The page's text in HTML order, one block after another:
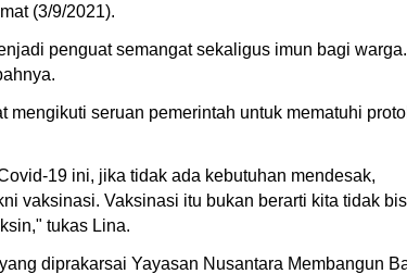
(3/9/2021).
penguat semangat sekaligus imun bagi warga.
seruan pemerintah untuk mematuhi
19 ini, jika tidak ada kebutuhan mendesak,
vaksinasi. Vaksinasi itu bukan berarti kita tidak
tukas Lina.
diprakarsai Yayasan Nusantara Membangun